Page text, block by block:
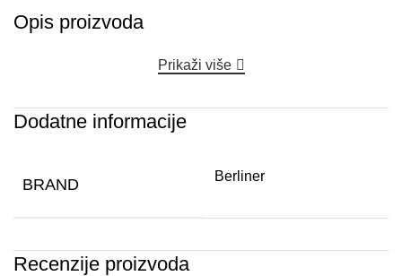
Opis proizvoda
Prikaži više
Dodatne informacije
BRAND Berliner
Recenzije proizvoda